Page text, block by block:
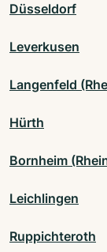
Düsseldorf
Leverkusen
Langenfeld
Hürth
Bornheim
Leichlingen
Ruppichteroth